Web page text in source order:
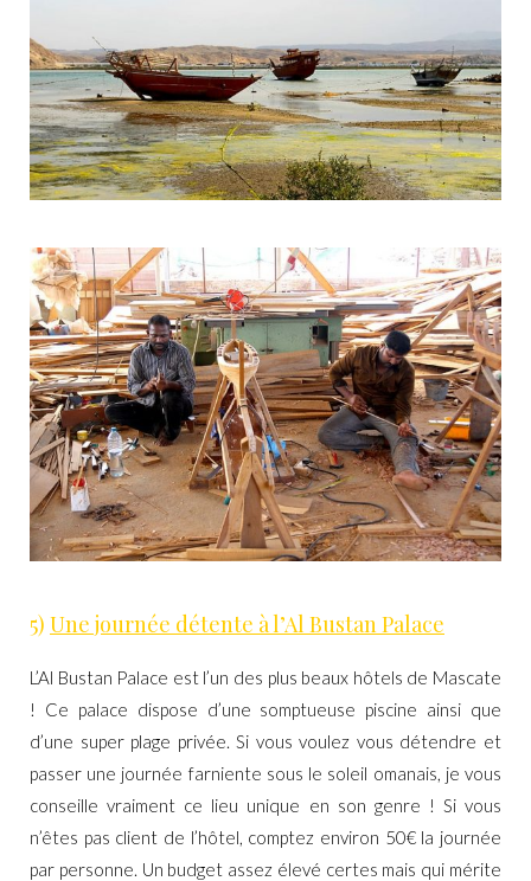
5) Une journée détente à l’Al Bustan Palace
L’Al Bustan Palace est l’un des plus beaux hôtels de Mascate
! Ce palace dispose d’une somptueuse piscine ainsi que
d’une super plage privée. Si vous voulez vous détendre et
passer une journée farniente sous le soleil omanais, je vous
conseille vraiment ce lieu unique en son genre ! Si vous
n’êtes pas client de l’hôtel, comptez environ 50€ la journée
par personne. Un budget assez élevé certes mais qui mérite